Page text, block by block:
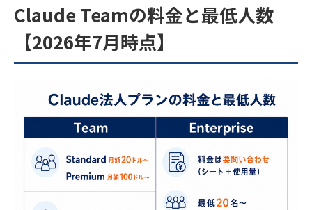
Claude Teamの料金と最低人数
【2026年7月時点】